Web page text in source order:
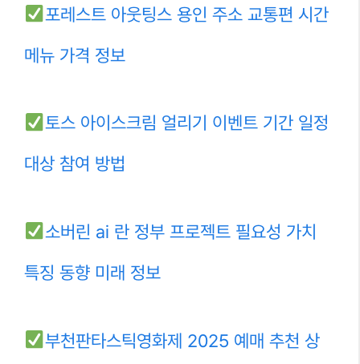
포레스트 아웃팅스 용인 주소 교통편 시간
메뉴 가격 정보
토스 아이스크림 얼리기 이벤트 기간 일정
대상 참여 방법
소버린 ai 란 정부 프로젝트 필요성 가치
특징 동향 미래 정보
부천판타스틱영화제 2025 예매 추천 상